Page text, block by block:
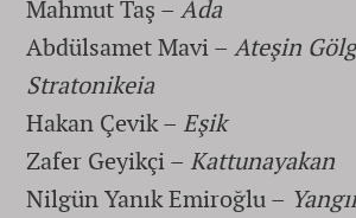
Mahmut Taş – Ada
Abdülsamet Mavi – Ateşin
Stratonikeia
Hakan Çevik – Eşik​
Zafer Geyikçi – Kattunayakan
Nilgün Yanık Emiroğlu –